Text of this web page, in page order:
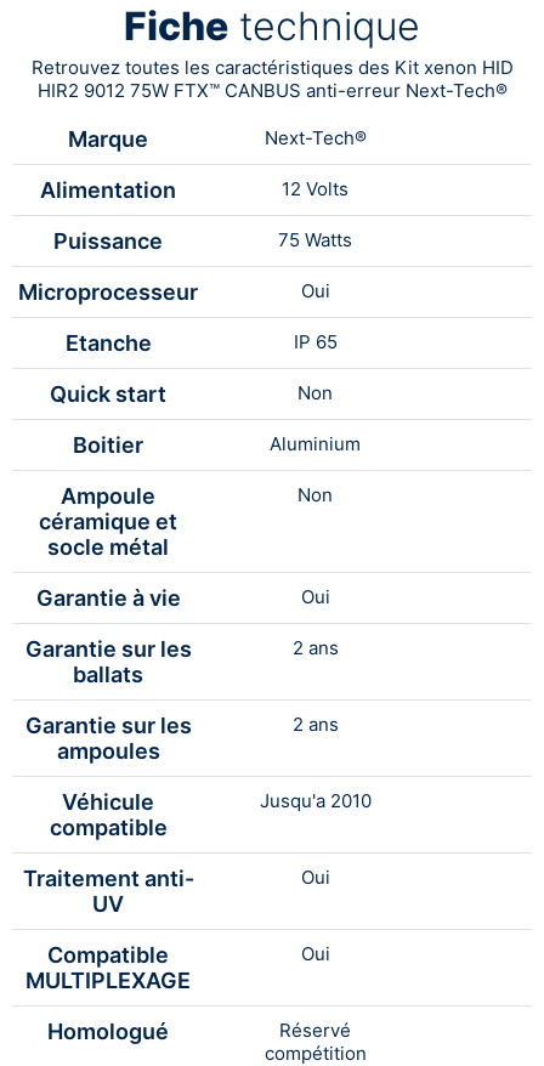
Fiche technique
Retrouvez toutes les caractéristiques des Kit xenon HID
HIR2 9012 75W FTX™ CANBUS anti-erreur Next-Tech®
Marque Next-Tech®
Alimentation 12 Volts
Puissance 75 Watts
Microprocesseur Oui
Etanche IP 65
Quick start Non
Boitier Aluminium
Ampoule
céramique et
socle métal
Non
Garantie à vie Oui
Garantie sur les
ballats
2 ans
Garantie sur les
ampoules
2 ans
Véhicule
compatible
Jusqu'a 2010
Traitement anti-
UV
Oui
Compatible
MULTIPLEXAGE
Oui
Homologué
Réservé
compétition